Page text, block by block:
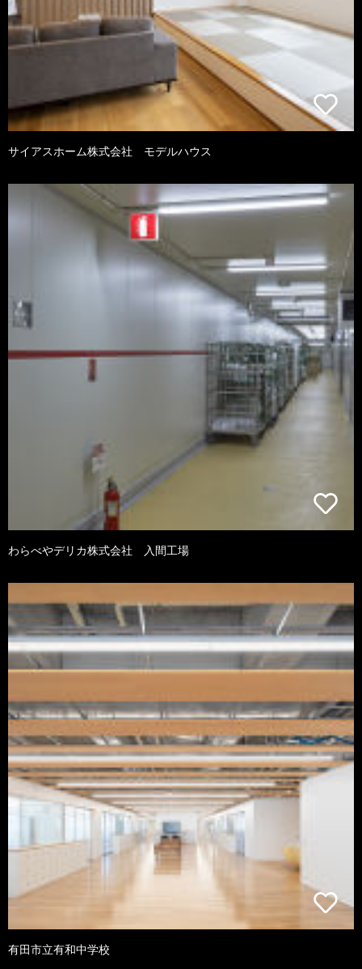
サイアスホーム株式会社 モデルハウス
わらべやデリカ株式会社 入間工場
有田市立有和中学校